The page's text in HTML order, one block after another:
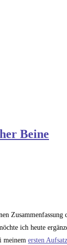
Beine
Zusammenfassung
ich heute
meinem ersten Aufsatz